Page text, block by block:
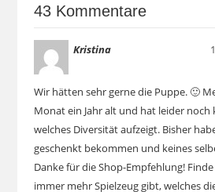
43 Kommentare
Kristina
Wir hätten sehr gerne die Puppe. 🙂
Monat ein Jahr alt und hat leider noch
welches Diversität aufzeigt. Bisher
geschenkt bekommen und keines
Danke für die Shop-Empfehlung! Finde
immer mehr Spielzeug gibt, welches